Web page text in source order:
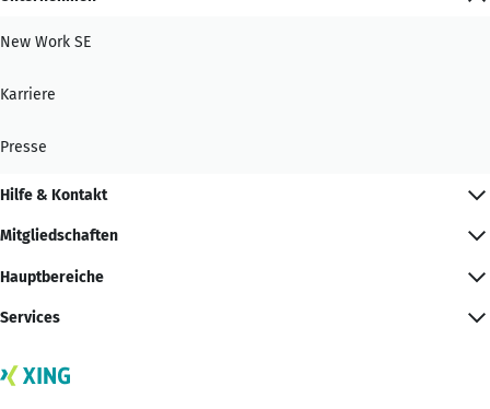
New Work SE
Karriere
Presse
Hilfe & Kontakt
Mitgliedschaften
Hauptbereiche
Services